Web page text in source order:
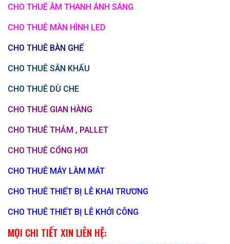
CHO THUÊ ÂM THANH ÁNH SÁNG
CHO THUÊ MÀN HÌNH LED
CHO THUÊ BÀN GHẾ
CHO THUÊ SÂN KHẤU
CHO THUÊ DÙ CHE
CHO THUÊ GIAN HÀNG
CHO THUÊ THẢM , PALLET
CHO THUÊ CỔNG HƠI
CHO THUÊ MÁY LÀM MÁT
CHO THUÊ THIẾT BỊ LỄ KHAI TRƯƠNG
CHO THUÊ THIẾT BỊ LỄ KHỞI CÔNG
MỌI CHI TIẾT XIN LIÊN HỆ: